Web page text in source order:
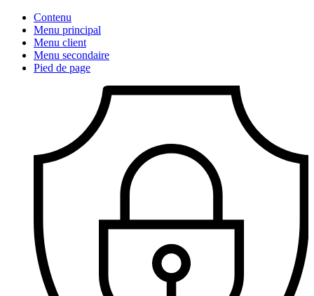
Contenu
Menu principal
Menu client
Menu secondaire
Pied de page